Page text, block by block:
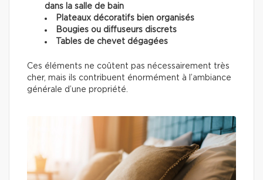
dans la salle de bain
Plateaux décoratifs bien organisés
Bougies ou diffuseurs discrets
Tables de chevet dégagées
Ces éléments ne coûtent pas nécessairement très
cher, mais ils contribuent énormément à l’ambiance
générale d’une propriété.